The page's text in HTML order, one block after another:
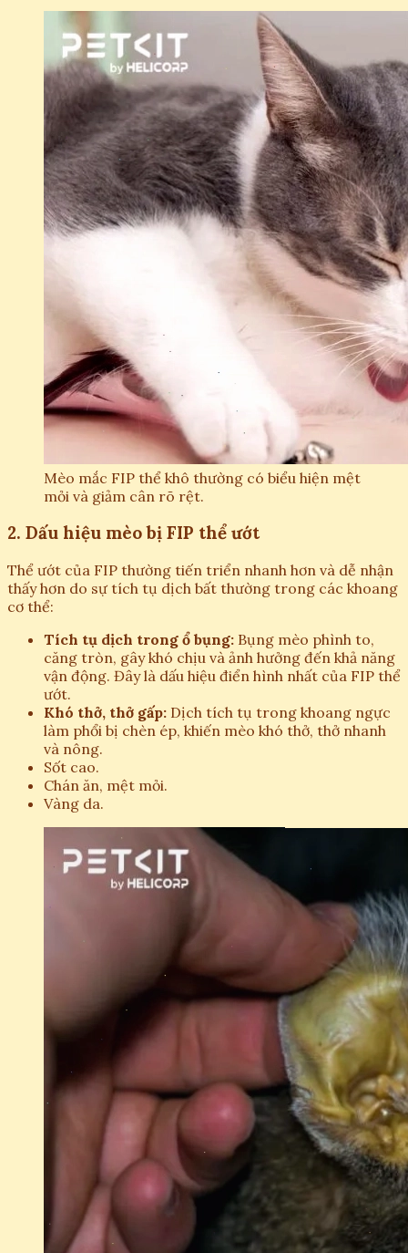
Mèo mắc FIP thể khô thường có biểu hiện mệt
mỏi và giảm cân rõ rệt.
2. Dấu hiệu mèo bị FIP thể ướt
Thể ướt của FIP thường tiến triển nhanh hơn và dễ nhận
thấy hơn do sự tích tụ dịch bất thường trong các khoang
cơ thể:
Tích tụ dịch trong ổ bụng: Bụng mèo phình to,
căng tròn, gây khó chịu và ảnh hưởng đến khả năng
vận động. Đây là dấu hiệu điển hình nhất của FIP thể
ướt.
Khó thở, thở gấp: Dịch tích tụ trong khoang ngực
làm phổi bị chèn ép, khiến mèo khó thở, thở nhanh
và nông.
Sốt cao.
Chán ăn, mệt mỏi.
Vàng da.